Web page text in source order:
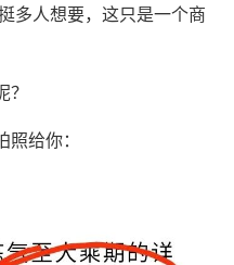
多人想要，这只是一个商
给你：